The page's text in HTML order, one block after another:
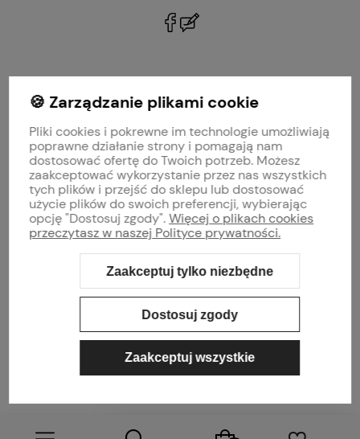
MOJE KONTO
PŁATNOŚCI I DOSTAWA
INFORMACJE
O NAS
Sklep internetowy Shoper Premium Szablon Shoper Modern 3.0™
GrowCommerce
🍪 Zarządzanie plikami cookie
Pliki cookies i pokrewne im technologie umożliwiają
poprawne działanie strony i pomagają nam
dostosować ofertę do Twoich potrzeb. Możesz
zaakceptować wykorzystanie przez nas wszystkich
tych plików i przejść do sklepu lub dostosować
użycie plików do swoich preferencji, wybierając
opcję "Dostosuj zgody".Więcej o plikach cookies
przeczytasz w naszej Polityce prywatności.
Zaakceptuj tylko niezbędne
Dostosuj zgody
Zaakceptuj wszystkie